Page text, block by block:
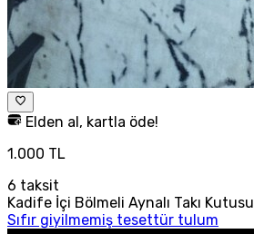
Elden al, kartla öde!
1.000 TL
6 taksit
Kadife İçi Bölmeli Aynalı Takı Kutusu
Sıfır giyilmemiş tesettür tulum